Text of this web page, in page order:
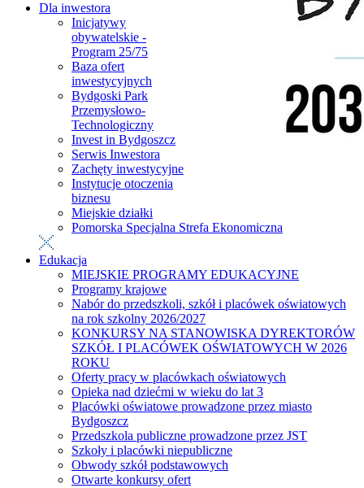
Dla inwestora
Inicjatywy
obywatelskie -
Program 25/75
Baza ofert
inwestycyjnych
Bydgoski Park
Przemysłowo-
Technologiczny
Invest in Bydgoszcz
Serwis Inwestora
Zachęty inwestycyjne
Instytucje otoczenia
biznesu
Miejskie działki
Pomorska Specjalna Strefa Ekonomiczna
Edukacja
MIEJSKIE PROGRAMY EDUKACYJNE
Programy krajowe
Nabór do przedszkoli, szkół i placówek oświatowych
na rok szkolny 2026/2027
KONKURSY NA STANOWISKA DYREKTORÓW
SZKÓŁ I PLACÓWEK OŚWIATOWYCH W 2026
ROKU
Oferty pracy w placówkach oświatowych
Opieka nad dziećmi w wieku do lat 3
Placówki oświatowe prowadzone przez miasto
Bydgoszcz
Przedszkola publiczne prowadzone przez JST
Szkoły i placówki niepubliczne
Obwody szkół podstawowych
Otwarte konkursy ofert